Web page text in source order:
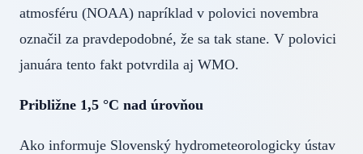
atmosféru (NOAA) napríklad v polovici novembra
označil za pravdepodobné, že sa tak stane. V polovici
januára tento fakt potvrdila aj WMO.
Približne 1,5 °C nad úrovňou
Ako informuje Slovenský hydrometeorologicky ústav